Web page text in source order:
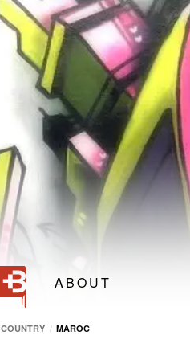
ABOUT
4 m
3 m
El Jadida Maroc)
COUNTRY MAROC